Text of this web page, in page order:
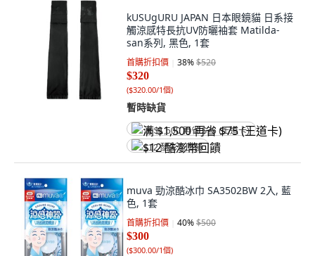
kUSUgURU JAPAN 日本眼鏡貓 日系接
觸涼感特長抗UV防曬袖套 Matilda-
san系列, 黑色, 1套
首購折扣價 38%$520
$320
($320.00/1個)
暫時缺貨
满 $1,500 再省 $75 (王道卡)
$12 酷澎幣回饋
muva 勁涼酷冰巾 SA3502BW 2入, 藍
色, 1套
首購折扣價 40%$500
$300
($300.00/1個)